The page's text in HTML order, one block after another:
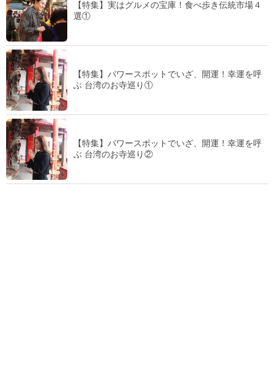
【特集】実はグルメの宝庫！食べ歩き伝統市場４
選①
【特集】パワースポットでいざ、開運！幸運を呼
ぶ 台湾のお寺巡り①
【特集】パワースポットでいざ、開運！幸運を呼
ぶ 台湾のお寺巡り②